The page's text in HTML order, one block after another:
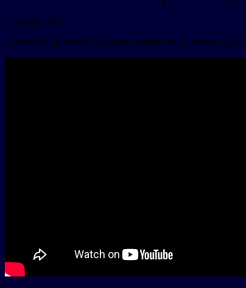
7 декабря 2020
Основной причиной эксперты называют не боязнь